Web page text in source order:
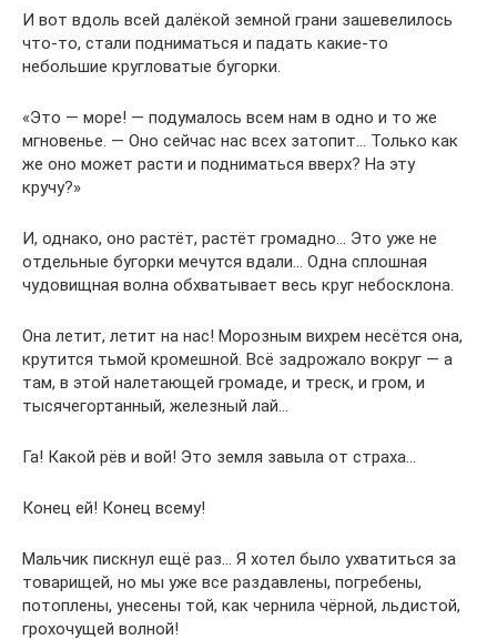
И вот вдоль всей далёкой земной грани зашевелилось
что-то, стали подниматься и падать какие-то
небольшие кругловатые бугорки.
«Это — море! — подумалось всем нам в одно и то же
мгновенье. — Оно сейчас нас всех затопит… Только как
же оно может расти и подниматься вверх? На эту
кручу?»
И, однако, оно растёт, растёт громадно… Это уже не
отдельные бугорки мечутся вдали… Одна сплошная
чудовищная волна обхватывает весь круг небосклона.
Она летит, летит на нас! Морозным вихрем несётся она,
крутится тьмой кромешной. Всё задрожало вокруг — а
там, в этой налетающей громаде, и треск, и гром, и
тысячегортанный, железный лай…
Га! Какой рёв и вой! Это земля завыла от страха…
Конец ей! Конец всему!
Мальчик пискнул ещё раз… Я хотел было ухватиться за
товарищей, но мы уже все раздавлены, погребены,
потоплены, унесены той, как чернила чёрной, льдистой,
грохочущей волной!